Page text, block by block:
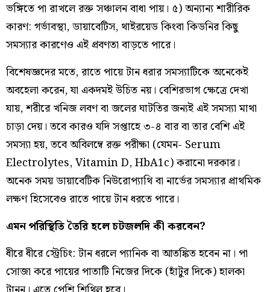
ভঙ্গিতে পা রাখলে রক্ত সঞ্চালন বাধা পায়। ৫) অন্যান্য শারীরিক
কারণ: গর্ভাবস্থা, ডায়াবেটিস, থাইরয়েড কিংবা কিডনির কিছু
সমস্যার কারণেও এই প্রবণতা বাড়তে পারে।
বিশেষজ্ঞদের মতে, রাতে পায়ে টান ধরার সমস্যাটিকে অনেকেই
অবহেলা করেন, যা একদমই উচিত নয়। বেশিরভাগ ক্ষেত্রে দেখা
যায়, শরীরে খনিজ লবণ বা জলের ঘাটতির জন্যই এই সমস্যা মাথা
চাড়া দেয়। তবে কারও যদি সপ্তাহে ৩-৪ বার বা তার বেশি এই
সমস্যা হয়, তবে অবিলম্বে রক্ত পরীক্ষা (যেমন- Serum
Electrolytes, Vitamin D, HbA1c) করানো দরকার।
অনেক সময় ডায়াবেটিক নিউরোপ্যাথি বা নার্ভের সমস্যার প্রাথমিক
লক্ষণ হিসেবেও রাতে পায়ে টান ধরতে পারে।
এমন পরিস্থিতি তৈরি হলে চটজলদি কী করবেন?
ধীরে ধীরে স্ট্রেচিং: টান ধরলে প্যানিক বা আতঙ্কিত হবেন না। পা
সোজা করে পায়ের পাতাটি নিজের দিকে (হাঁটুর দিকে) হালকা